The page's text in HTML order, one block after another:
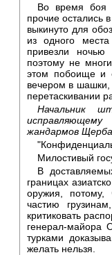
Во время боя
прочие остались
выкинуто для
из одного
привезли
поэтому не
этом побоище и
вечером в
перетаскивании
Начальник
жандармов
Милостивый
В
границах
оружия, потому,
частию
критиковать
генерал-майора
турками
желать нельзя.